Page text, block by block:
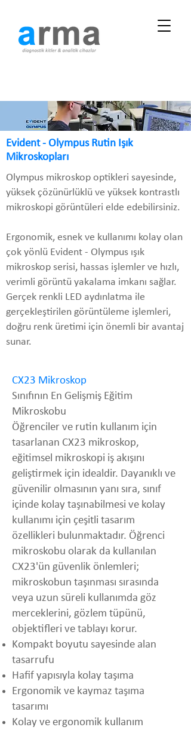
Evident - Olympus Rutin Işık
Mikroskopları
Olympus mikroskop optikleri sayesinde,
yüksek çözünürlüklü ve yüksek kontrastlı
mikroskopi görüntüleri elde edebilirsiniz.
Ergonomik, esnek ve kullanımı kolay olan
çok yönlü Evident - Olympus ışık
mikroskop serisi, hassas işlemler ve hızlı,
verimli görüntü yakalama imkanı sağlar.
Gerçek renkli LED aydınlatma ile
gerçekleştirilen görüntüleme işlemleri,
doğru renk üretimi için önemli bir avantaj
sunar.
CX23 Mikroskop
Sınıfının En Gelişmiş Eğitim
Mikroskobu
Öğrenciler ve rutin kullanım için
tasarlanan CX23 mikroskop,
eğitimsel mikroskopi iş akışını
geliştirmek için idealdir. Dayanıklı ve
güvenilir olmasının yanı sıra, sınıf
içinde kolay taşınabilmesi ve kolay
kullanımı için çeşitli tasarım
özellikleri bulunmaktadır. Öğrenci
mikroskobu olarak da kullanılan
CX23'ün güvenlik önlemleri;
mikroskobun taşınması sırasında
veya uzun süreli kullanımda göz
merceklerini, gözlem tüpünü,
objektifleri ve tablayı korur.
Kompakt boyutu sayesinde alan
tasarrufu
Hafif yapısıyla kolay taşıma
Ergonomik ve kaymaz taşıma
tasarımı
Kolay ve ergonomik kullanım